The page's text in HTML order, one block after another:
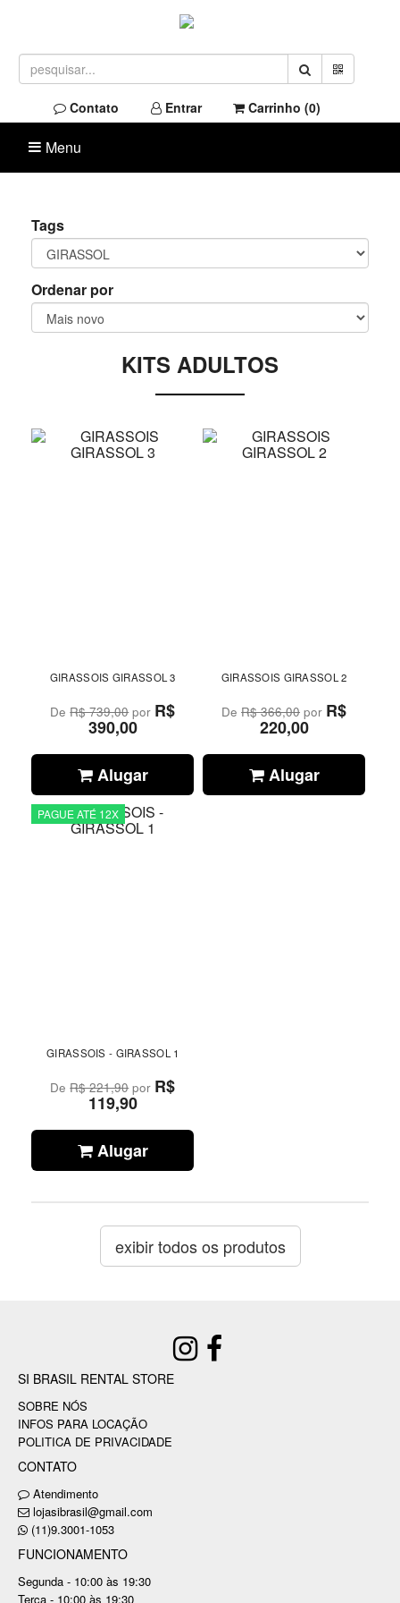
Contato Entrar Carrinho (0)
Menu
Tags
Ordenar por
KITS ADULTOS
GIRASSOIS GIRASSOL 3
DeR$ 739,00por R$
390,00
Alugar
GIRASSOIS GIRASSOL 2
DeR$ 366,00 por R$
220,00
Alugar
PAGUE ATÉ 12X
GIRASSOIS - GIRASSOL 1
DeR$ 221,90por R$
119,90
Alugar
exibir todos os produtos
SI BRASIL RENTAL STORE
SOBRE NÓS
INFOS PARA LOCAÇÃO
POLITICA DE PRIVACIDADE
CONTATO
Atendimento
lojasibrasil@gmail.com
(11)9.3001-1053
FUNCIONAMENTO
Segunda - 10:00 às 19:30
Terça - 10:00 às 19:30